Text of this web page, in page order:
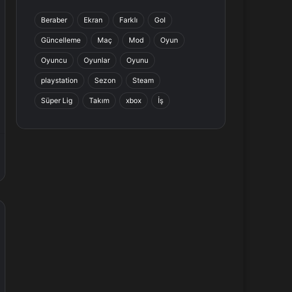
k
n
a
m
Beraber Ekran Farklı Gol
Güncelleme Maç Mod Oyun
Oyuncu Oyunlar Oyunu
playstation Sezon Steam
Süper Lig Takım xbox İş